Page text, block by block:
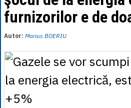
furnizorilor e de
Autor: Marius BOERIU